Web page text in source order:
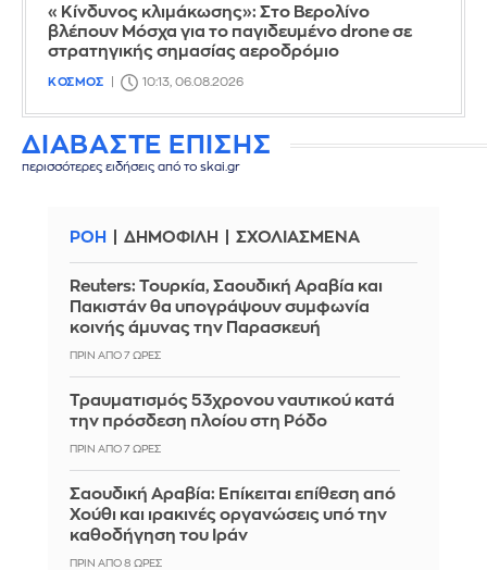
«Κίνδυνος κλιμάκωσης»: Στο Βερολίνο
βλέπουν Μόσχα για το παγιδευμένο drone σε
στρατηγικής σημασίας αεροδρόμιο
ΚΟΣΜΟΣ 10:13, 06.08.2026
ΔΙΑΒΑΣΤΕ ΕΠΙΣΗΣ
περισσότερες ειδήσεις από το skai.gr
ΡΟΗ ΔΗΜΟΦΙΛΗ ΣΧΟΛΙΑΣΜΕΝΑ
Reuters: Τουρκία, Σαουδική Αραβία και
Πακιστάν θα υπογράψουν συμφωνία
κοινής άμυνας την Παρασκευή
ΠΡΙΝ ΑΠΌ 7 ΏΡΕΣ
Τραυματισμός 53χρονου ναυτικού κατά
την πρόσδεση πλοίου στη Ρόδο
ΠΡΙΝ ΑΠΌ 7 ΏΡΕΣ
Σαουδική Αραβία: Επίκειται επίθεση από
Χούθι και ιρακινές οργανώσεις υπό την
καθοδήγηση του Ιράν
ΠΡΙΝ ΑΠΌ 8 ΏΡΕΣ